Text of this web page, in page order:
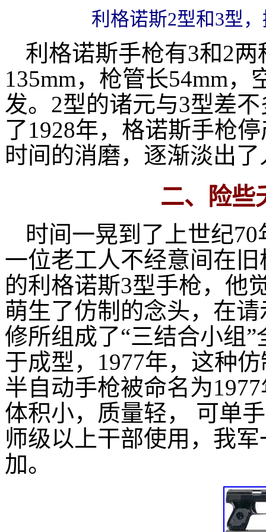
利格诺斯2型和3型
利格诺斯手枪有3和2
135mm，枪管长54mm
发。2型的诸元与3型差
了1928年，格诺斯手枪
时间的消磨，逐渐淡出
二、险些
时间一晃到了上世纪
一位老工人不经意间在
的利格诺斯3型手枪，他
萌生了仿制的念头，在
修所组成了“三结合小组
于成型，1977年，这种
半自动手枪被命名为
体积小，质量轻， 可单
师级以上干部使用，我
加。